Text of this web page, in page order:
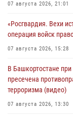
07 августа 2026, 21:01
«Росгвардия. Вехи
операция войск
07 августа 2026, 15:28
В Башкортостане
пресечена
терроризма (видео)
07 августа 2026, 13:30